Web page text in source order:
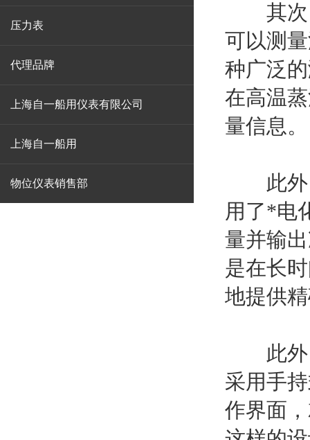
压力表
代理品牌
上海自一船用仪表有限公司
上海自一船用
物位仪表销售部
其次，
可以测
种广泛
在高温
量信息。
此外，
用了*电
量并输
是在长
地提供
此外，
采用手
作界面